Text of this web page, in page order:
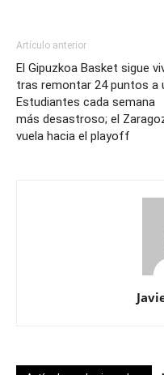
Artículo anterior
El Gipuzkoa Basket sigue
tras remontar 24 puntos a
Estudiantes cada semana
más desastroso; el
vuela hacia el playoff